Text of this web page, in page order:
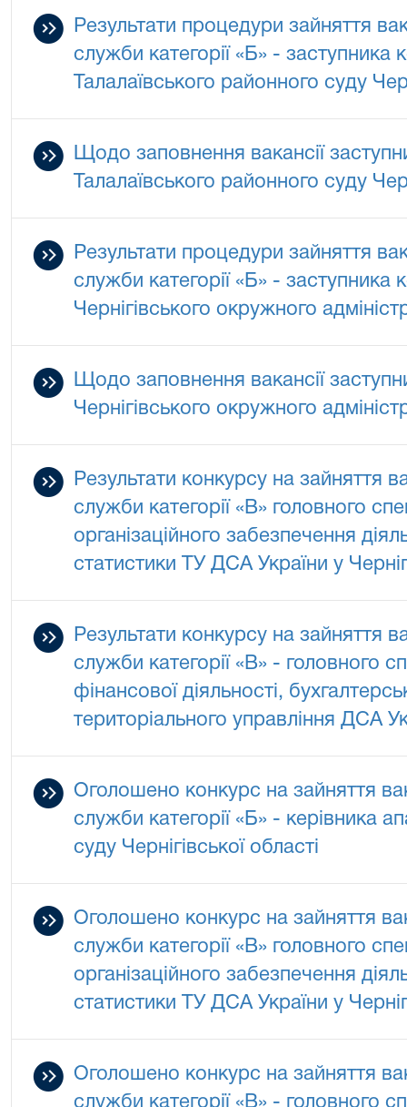
Результати процедури зайняття
служби категорії «Б» - заступника
Талалаївського районного суду
Щодо заповнення вакансії
Талалаївського районного суду
Результати процедури зайняття
служби категорії «Б» - заступника
Чернігівського окружного
Щодо заповнення вакансії
Чернігівського окружного
Результати конкурсу на зайняття
служби категорії «В» головного
організаційного забезпечення
статистики ТУ ДСА України у
Результати конкурсу на зайняття
служби категорії «В» - головного
фінансової діяльності,
територіального управління ДСА
Оголошено конкурс на зайняття
служби категорії «Б» - керівника
суду Чернігівської області
Оголошено конкурс на зайняття
служби категорії «В» головного
організаційного забезпечення
статистики ТУ ДСА України у
Оголошено конкурс на зайняття
служби категорії «В» - головного